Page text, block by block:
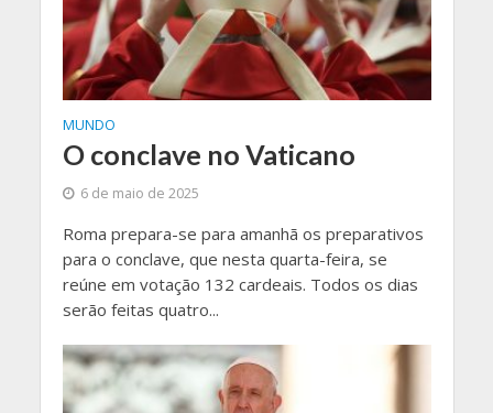
MUNDO
O conclave no Vaticano
6 de maio de 2025
Roma prepara-se para amanhã os preparativos
para o conclave, que nesta quarta-feira, se
reúne em votação 132 cardeais. Todos os dias
serão feitas quatro...